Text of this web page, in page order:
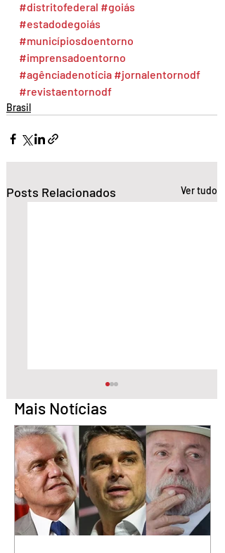
#distritofederal #goiás
#estadodegoiás
#municípiosdoentorno
#imprensadoentorno
#agênciadenotícia #jornalentornodf
#revistaentornodf
Brasil
Posts Relacionados Ver tudo
STF condena Eduardo
Bolsonaro a
inelegibilidade e a 4
anos de prisão
Mais Notícias